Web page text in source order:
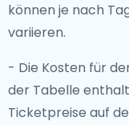
können je nach
variieren.
- Die Kosten für
der Tabelle
Ticketpreise auf